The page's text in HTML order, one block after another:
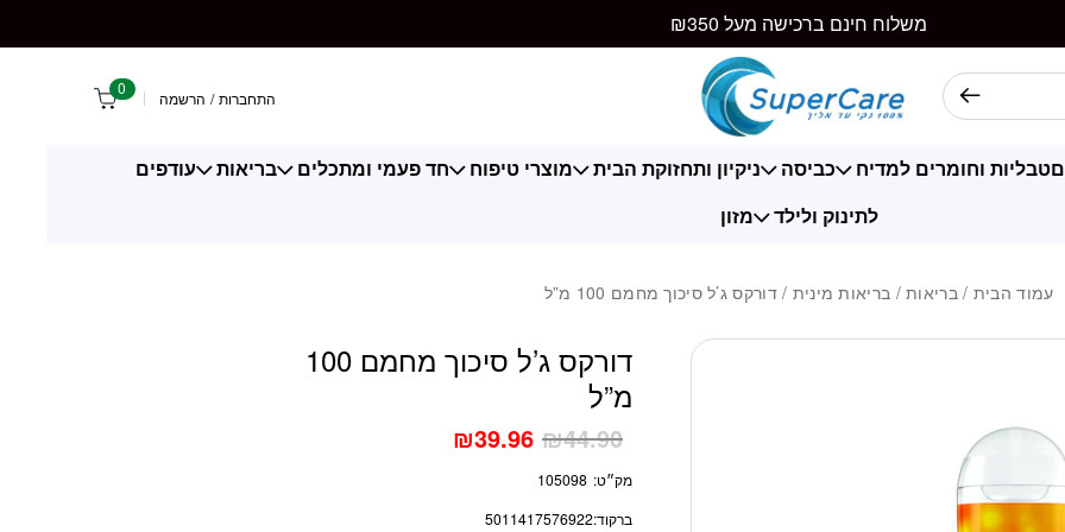
משלוח חינם ברכישה מעל ₪350
התחברות / הרשמה 0
טבליות וחומרים למדיח כביסה ניקיון ותחזוקת הבית מוצרי טיפוח חד פעמי ומתכלים בריאות
עודפים
לתינוק ולילד
מזון
עמוד הבית /בריאות/ בריאות מינית / דורקס ג’ל סיכוך מחמם 100 מ”ל
דורקס ג’ל סיכוך מחמם 100
מ”ל
₪44.90
₪39.96
מק״ט: 105098
ברקוד:5011417576922